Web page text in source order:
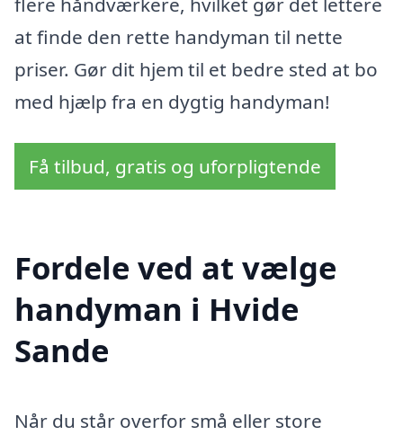
at finde den rette handyman til nette
priser. Gør dit hjem til et bedre sted at bo
med hjælp fra en dygtig handyman!
Få tilbud, gratis og uforpligtende
Fordele ved at vælge
handyman i Hvide
Sande
Når du står overfor små eller store